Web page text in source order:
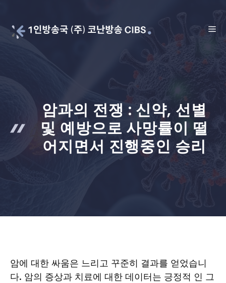
content
암과의 전쟁 : 신약, 선별
및 예방으로 사망률이 떨
어지면서 진행중인 승리
암에 대한 싸움은 느리고 꾸준히 결과를 얻었습니
다. 암의 증상과 치료에 대한 데이터는 긍정적 인 그